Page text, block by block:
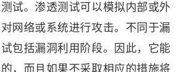
义Kali Linux
户密码
试。渗透测试可以模拟内部或外
网络或系统进行攻击。不同于漏
包括漏洞利用阶段。因此，它能
，而且如果不采取相应的措施将